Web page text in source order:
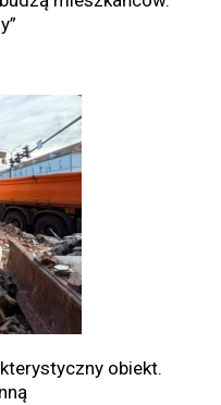
obiekt.